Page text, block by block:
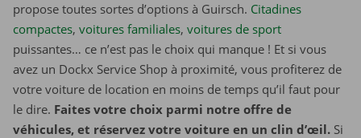
propose toutes sortes d’options à Guirsch. Citadines
compactes, voitures familiales, voitures de sport
puissantes… ce n’est pas le choix qui manque ! Et si vous
avez un Dockx Service Shop à proximité, vous profiterez de
votre voiture de location en moins de temps qu’il faut pour
le dire. Faites votre choix parmi notre offre de
véhicules, et réservez votre voiture en un clin d’œil. Si